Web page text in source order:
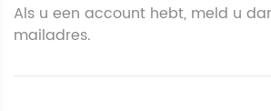
Als u een account hebt, meld u
mailadres.